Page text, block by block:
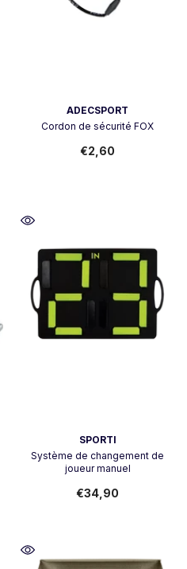
ADECSPORT
Cordon de sécurité FOX
€2,60
SPORTI
Système de changement de
joueur manuel
€34,90